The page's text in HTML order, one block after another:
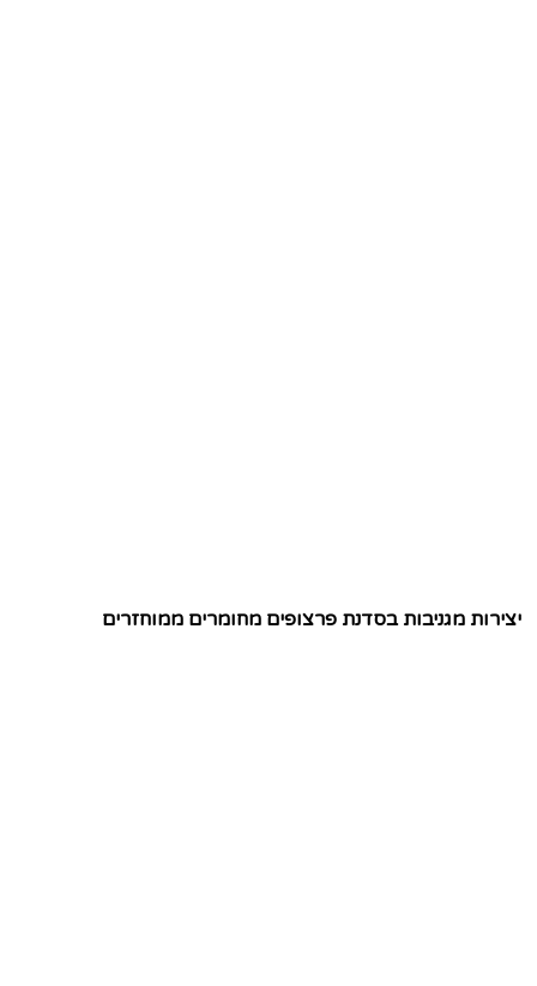
יצירות מגניבות בסדנת פרצופים מחומרים ממוחזרים